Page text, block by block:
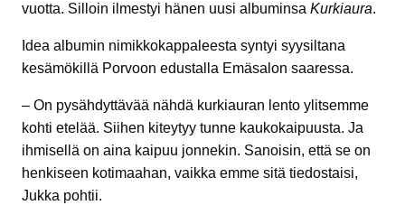
vuotta. Silloin ilmestyi hänen uusi albuminsa Kurkiaura.
Idea albumin nimikkokappaleesta syntyi syysiltana
kesämökillä Porvoon edustalla Emäsalon saaressa.
– On pysähdyttävää nähdä kurkiauran lento ylitsemme
kohti etelää. Siihen kiteytyy tunne kaukokaipuusta. Ja
ihmisellä on aina kaipuu jonnekin. Sanoisin, että se on
henkiseen kotimaahan, vaikka emme sitä tiedostaisi,
Jukka pohtii.